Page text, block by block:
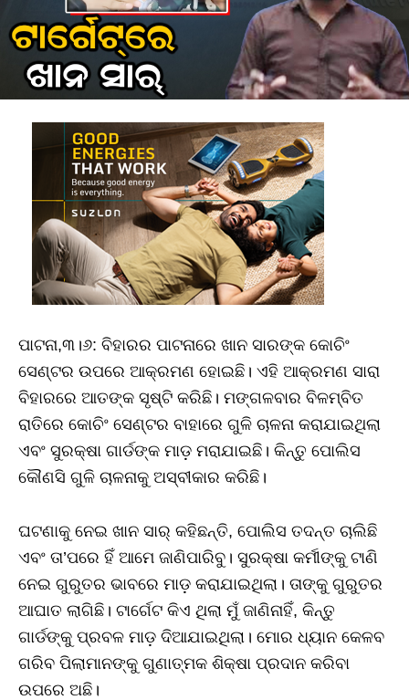
ପାଟନା,୩।୬: ବିହାରର ପାଟନାରେ ଖାନ ସାରଙ୍କ କୋଚିଂ
ସେଣ୍ଟର ଉପରେ ଆକ୍ରମଣ ହୋଇଛି। ଏହି ଆକ୍ରମଣ ସାରା
ବିହାରରେ ଆତଙ୍କ ସୃଷ୍ଟି କରିଛି। ମଙ୍ଗଳବାର ବିଳମ୍ବିତ
ରାତିରେ କୋଚିଂ ସେଣ୍ଟର ବାହାରେ ଗୁଳି ଚାଳନା କରାଯାଇଥିଲା
ଏବଂ ସୁରକ୍ଷା ଗାର୍ଡଙ୍କ ମାଡ଼ ମରାଯାଇଛି। କିନ୍ତୁ ପୋଲିସ
କୌଣସି ଗୁଳି ଚାଳନାକୁ ଅସ୍ବୀକାର କରିଛି।
ଘଟଣାକୁ ନେଇ ଖାନ ସାର୍‌ କହିଛନ୍ତି, ପୋଲିସ ତଦନ୍ତ ଚାଲିଛି
ଏବଂ ତା’ପରେ ହିଁ ଆମେ ଜାଣିପାରିବୁ। ସୁରକ୍ଷା କର୍ମୀଙ୍କୁ ଟାଣି
ନେଇ ଗୁରୁତର ଭାବରେ ମାଡ଼ କରାଯାଇଥିଲା। ତାଙ୍କୁ ଗୁରୁତର
ଆଘାତ ଲାଗିଛି। ଟାର୍ଗେଟ କିଏ ଥିଲା ମୁଁ ଜାଣିନାହିଁ, କିନ୍ତୁ
ଗାର୍ଡଙ୍କୁ ପ୍ରବଳ ମାଡ଼ ଦିଆଯାଇଥିଲା। ମୋର ଧ୍ୟାନ କେଳବ
ଗରିବ ପିଲାମାନଙ୍କୁ ଗୁଣାତ୍ମକ ଶିକ୍ଷା ପ୍ରଦାନ କରିବା
ଉପରେ ଅଛି।